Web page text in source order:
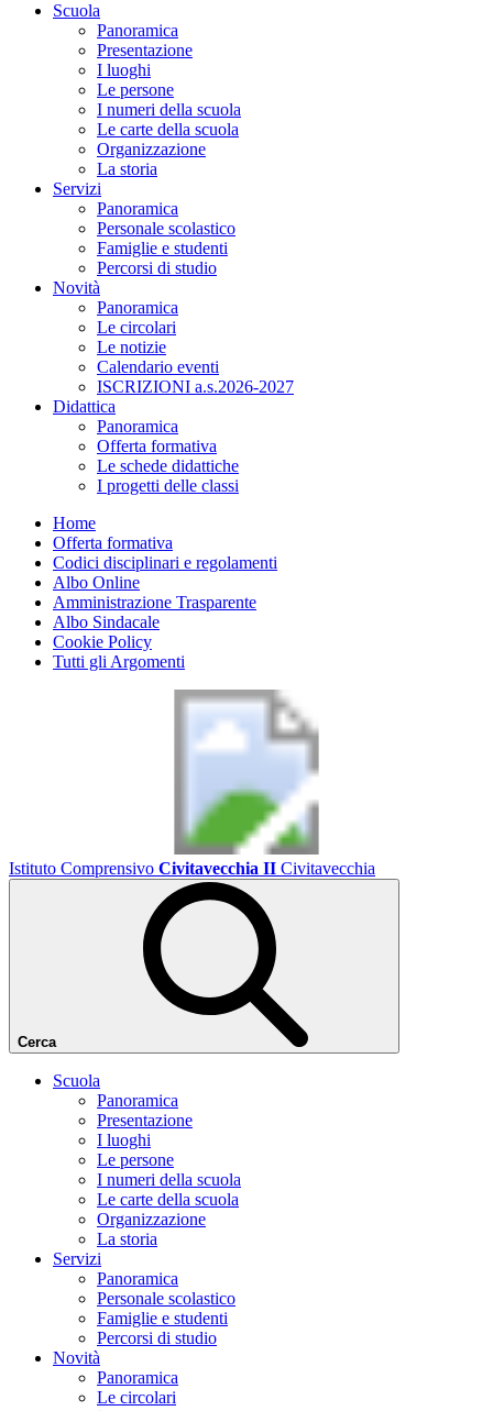
Scuola
Panoramica
Presentazione
I luoghi
Le persone
I numeri della scuola
Le carte della scuola
Organizzazione
La storia
Servizi
Panoramica
Personale scolastico
Famiglie e studenti
Percorsi di studio
Novità
Panoramica
Le circolari
Le notizie
Calendario eventi
ISCRIZIONI a.s.2026-2027
Didattica
Panoramica
Offerta formativa
Le schede didattiche
I progetti delle classi
Home
Offerta formativa
Codici disciplinari e regolamenti
Albo Online
Amministrazione Trasparente
Albo Sindacale
Cookie Policy
Tutti gli Argomenti
Istituto Comprensivo Civitavecchia II Civitavecchia
Cerca
Scuola
Panoramica
Presentazione
I luoghi
Le persone
I numeri della scuola
Le carte della scuola
Organizzazione
La storia
Servizi
Panoramica
Personale scolastico
Famiglie e studenti
Percorsi di studio
Novità
Panoramica
Le circolari